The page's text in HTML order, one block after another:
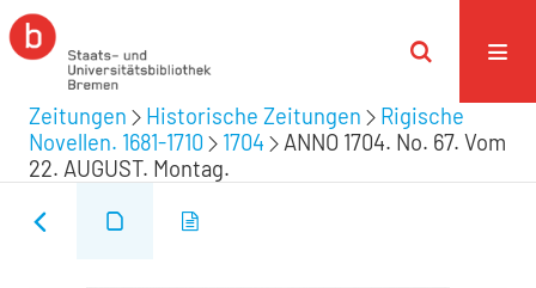
Zeitungen Historische Zeitungen
Rigische
Novellen. 1681-1710
1704
ANNO 1704. No. 67. Vom
22. AUGUST. Montag.